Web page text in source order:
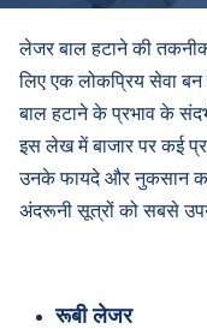
लेजर बाल हटाने की
लिए एक लोकप्रिय सेवा
बाल हटाने के प्रभाव के
इस लेख में बाजार पर कई
उनके फायदे और नुकसान का
अंदरूनी सूत्रों को सबसे
रूबी लेजर